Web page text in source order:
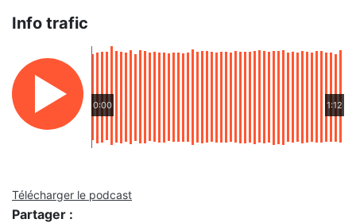
Info trafic
0:00 1:12
Télécharger le podcast
Partager :